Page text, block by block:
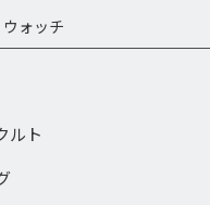
ウォッチ
ルト